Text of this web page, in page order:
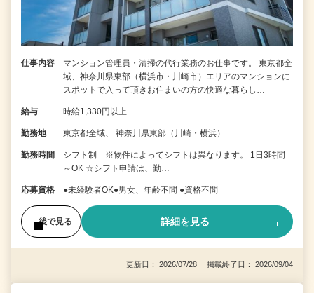
仕事内容
マンション管理員・清掃の代行業務のお仕事です。 東京都全
域、神奈川県東部（横浜市・川崎市）エリアのマンションに
スポットで入って頂きお住まいの方の快適な暮らし…
給与 時給1,330円以上
勤務地 東京都全域、 神奈川県東部（川崎・横浜）
勤務時間
シフト制 ※物件によってシフトは異なります。 1日3時間
～OK ☆シフト申請は、勤…
応募資格 ●未経験者OK●男女、年齢不問 ●資格不問
後で見る 詳細を見る
更新日： 2026/07/28 掲載終了日： 2026/09/04